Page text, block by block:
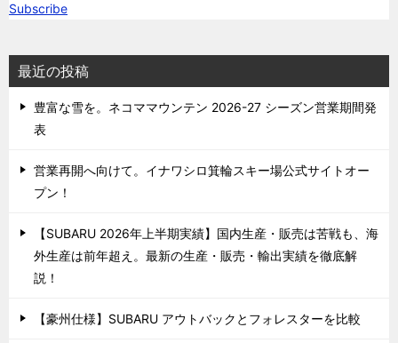
Subscribe
最近の投稿
豊富な雪を。ネコママウンテン 2026-27 シーズン営業期間発
表
営業再開へ向けて。イナワシロ箕輪スキー場公式サイトオー
プン！
【SUBARU 2026年上半期実績】国内生産・販売は苦戦も、海
外生産は前年超え。最新の生産・販売・輸出実績を徹底解
説！
【豪州仕様】SUBARU アウトバックとフォレスターを比較